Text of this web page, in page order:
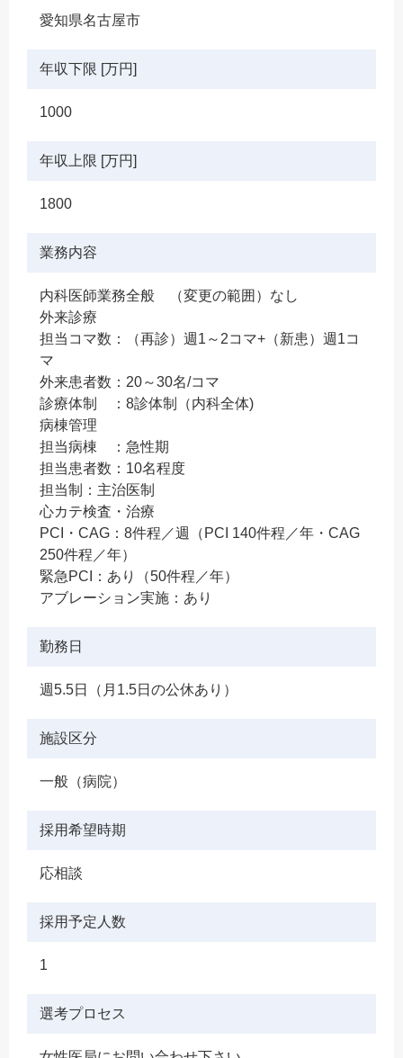
愛知県名古屋市
年収下限 [万円]
1000
年収上限 [万円]
1800
業務内容
内科医師業務全般 （変更の範囲）なし
外来診療
担当コマ数：（再診）週1～2コマ+（新患）週1コ
マ
外来患者数：20～30名/コマ
診療体制 ：8診体制（内科全体)
病棟管理
担当病棟 ：急性期
担当患者数：10名程度
担当制：主治医制
心カテ検査・治療
PCI・CAG：8件程／週（PCI 140件程／年・CAG
250件程／年）
緊急PCI：あり（50件程／年）
アブレーション実施：あり
勤務日
週5.5日（月1.5日の公休あり）
施設区分
一般（病院）
採用希望時期
応相談
採用予定人数
1
選考プロセス